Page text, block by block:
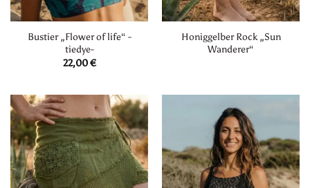
Bustier „Flower of life“ -
tiedye-
22,00€
Honiggelber Rock „Sun
Wanderer“